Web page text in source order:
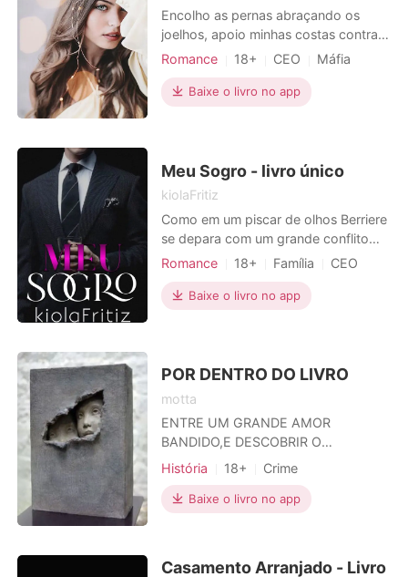
Encolho as pernas abraçando os
joelhos, apoio minhas costas contra o
azulejo frio da parede. Fecho os
lágrimas que descem por meu rosto.
Só peço que pare, por favor. Mais,
por favor, pare Spencer - implo
Romance 18+ CEO
Máfia
Paixão / Erótica
Baixe o livro no app
Meu Sogro - livro único
kiolaFritiz
Como em um piscar de olhos Berriere
se depara com um grande conflito
quando percebe que o conceito de
conquistado, na verdade, nunca
existiu de fato e viu tudo se
descobriu que a vida que teve ao seu
Romance 18+ Família
CEO
Medrosa
Paixão / Erótica
Baixe o livro no app
POR DENTRO DO LIVRO
motta
ENTRE UM GRANDE AMOR
BANDIDO,E DESCOBRIR O
MISTERIOSO DESAPARECIMENTO
MISTERIO .
História 18+ Crime
Baixe o livro no app
Casamento Arranjado - Livro